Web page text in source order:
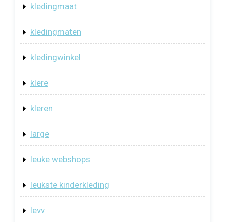
kledingmaat
kledingmaten
kledingwinkel
klere
kleren
large
leuke webshops
leukste kinderkleding
levv